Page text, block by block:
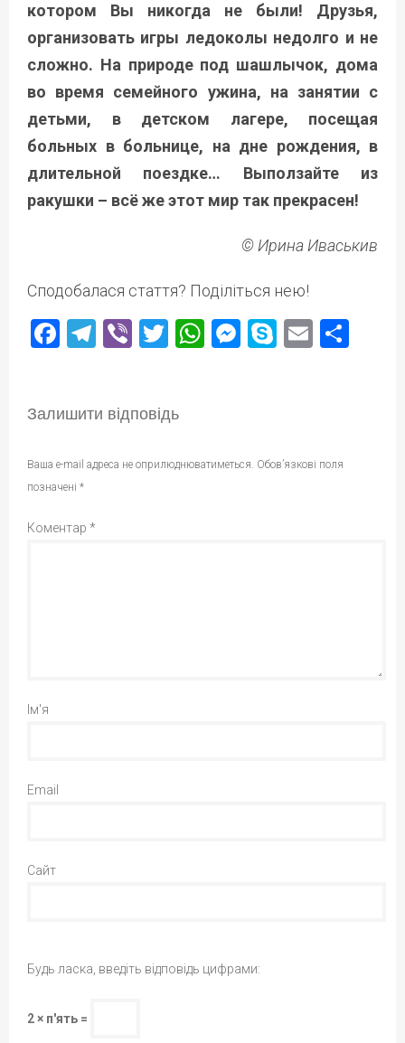
котором Вы никогда не были! Друзья,
организовать игры ледоколы недолго и не
сложно. На природе под шашлычок, дома
во время семейного ужина, на занятии с
детьми, в детском лагере, посещая
больных в больнице, на дне рождения, в
длительной поездке… Выползайте из
ракушки – всё же этот мир так прекрасен!
© Ирина Иваськив
Сподобалася стаття? Поділіться нею!
Facebook
Telegram
ViberTwitter
WhatsApp
Messenger
Skype
Email
Залишити відповідь
Ваша e-mail адреса не оприлюднюватиметься. Обов’язкові поля
позначені *
Коментар *
Ім'я
Email
Сайт
Будь ласка, введіть відповідь цифрами:
2 × п'ять =